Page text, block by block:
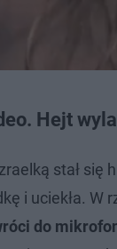
Hejt
stał się
i uciekła. W
do